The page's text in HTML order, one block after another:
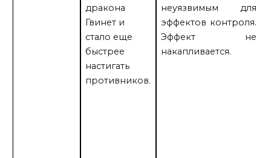
дракона
Гвинет и
стало еще
быстрее
настигать
противников.
неуязвимым для
эффектов контроля.
Эффект не
накапливается.